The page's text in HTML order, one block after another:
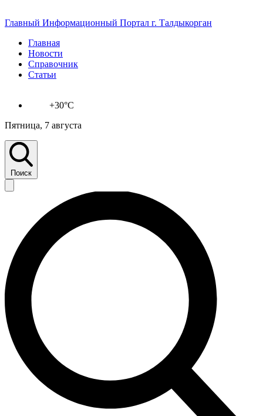
Главный Информационный Портал г. Талдыкорган
Главная
Новости
Справочник
Статьи
+30°C
Пятница, 7 августа
Поиск